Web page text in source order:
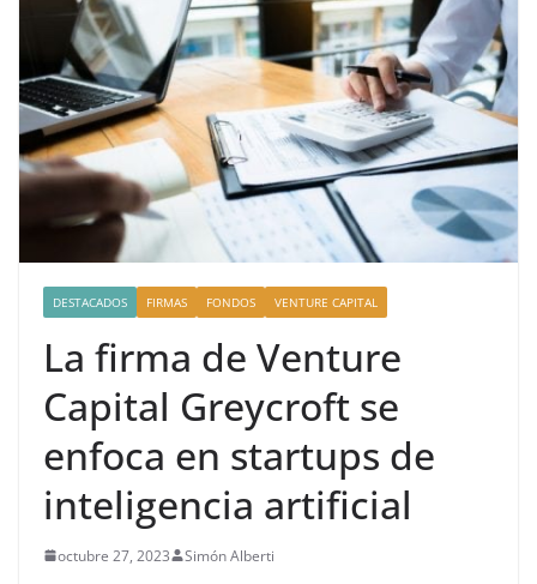
DESTACADOS FIRMAS FONDOS VENTURE CAPITAL
La firma de Venture
Capital Greycroft se
enfoca en startups de
inteligencia artificial
octubre 27, 2023 Simón Alberti